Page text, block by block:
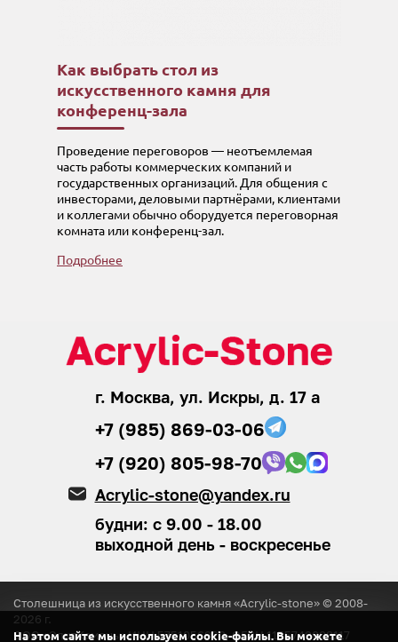
Как выбрать стол из
искусственного камня для
конференц-зала
Проведение переговоров — неотъемлемая
часть работы коммерческих компаний и
государственных организаций. Для общения с
инвесторами, деловыми партнёрами, клиентами
и коллегами обычно оборудуется переговорная
комната или конференц-зал.
Подробнее
г. Москва, ул. Искры, д. 17 а
+7 (985) 869-03-06
+7 (920) 805-98-70
Acrylic-stone@yandex.ru
будни: с 9.00 - 18.00
выходной день - воскресенье
Столешница из искусственного камня «Acrylic-stone» © 2008-
2026 г.
ООО «ЭлитКамень»ИНН 5751056920, ОГРН 1155749008117
На этом сайте мы используем cookie-файлы. Вы можете